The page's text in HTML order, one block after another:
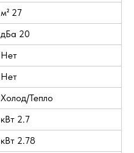
м² 27
дБа 20
Нет
Нет
Холод/Тепло
кВт 2.7
кВт 2.78